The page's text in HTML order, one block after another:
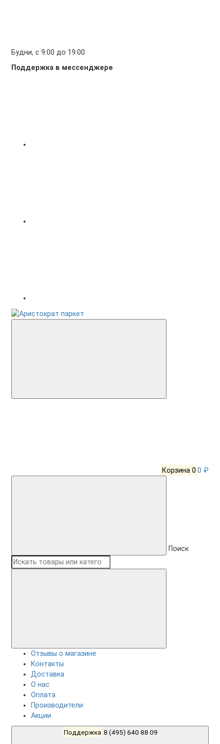
Будни, с 9:00 до 19:00
Поддержка в мессенджере
Корзина 0 0 ₽
Поиск
Отзывы о магазине
Контакты
Доставка
О нас
Оплата
Производители
Акции
Поддержка